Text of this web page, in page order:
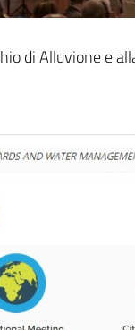
di Alluvione e